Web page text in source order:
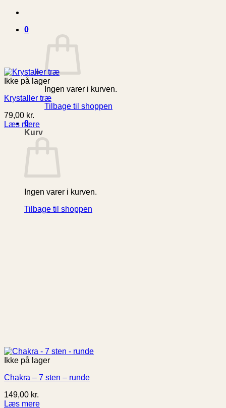
0
Ingen varer i kurven.
Tilbage til shoppen
0
Kurv
Ingen varer i kurven.
Tilbage til shoppen
Ikke på lager
Krystaller træ
79,00 kr.
Læs mere
Ikke på lager
Chakra – 7 sten – runde
149,00 kr.
Læs mere